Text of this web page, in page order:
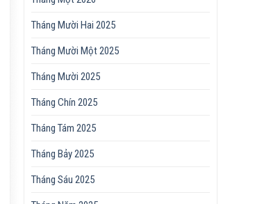
Tháng Mười Hai 2025
Tháng Mười Một 2025
Tháng Mười 2025
Tháng Chín 2025
Tháng Tám 2025
Tháng Bảy 2025
Tháng Sáu 2025